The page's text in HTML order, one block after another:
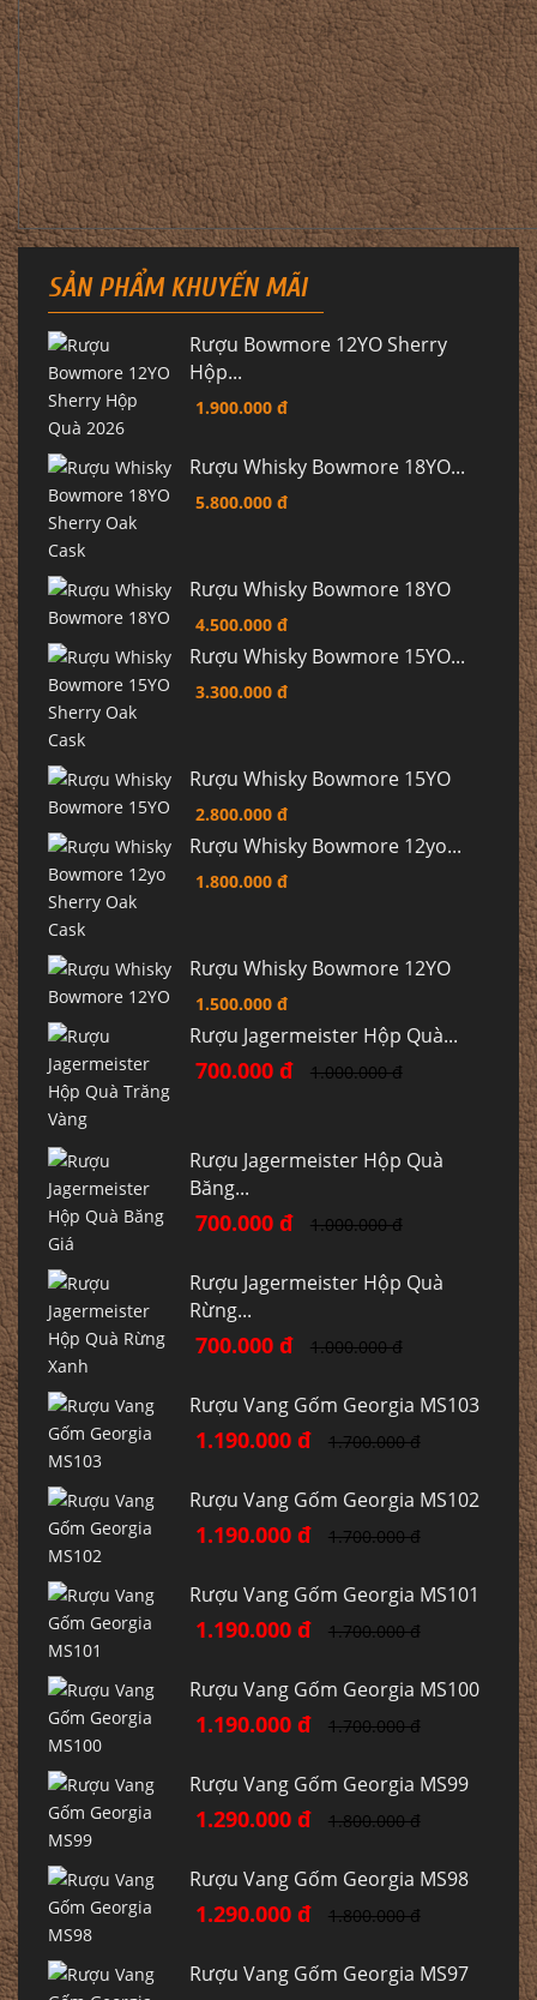
SẢN PHẨM KHUYẾN MÃI
Rượu Bowmore 12YO Sherry
Hộp...
1.900.000 đ
Rượu Whisky Bowmore 18YO...
5.800.000 đ
Rượu Whisky Bowmore 18YO
4.500.000 đ
Rượu Whisky Bowmore 15YO...
3.300.000 đ
Rượu Whisky Bowmore 15YO
2.800.000 đ
Rượu Whisky Bowmore 12yo...
1.800.000 đ
Rượu Whisky Bowmore 12YO
1.500.000 đ
Rượu Jagermeister Hộp Quà...
700.000 đ 1.000.000 đ
Rượu Jagermeister Hộp Quà
Băng...
700.000 đ 1.000.000 đ
Rượu Jagermeister Hộp Quà
Rừng...
700.000 đ 1.000.000 đ
Rượu Vang Gốm Georgia MS103
1.190.000 đ 1.700.000 đ
Rượu Vang Gốm Georgia MS102
1.190.000 đ 1.700.000 đ
Rượu Vang Gốm Georgia MS101
1.190.000 đ 1.700.000 đ
Rượu Vang Gốm Georgia MS100
1.190.000 đ 1.700.000 đ
Rượu Vang Gốm Georgia MS99
1.290.000 đ 1.800.000 đ
Rượu Vang Gốm Georgia MS98
1.290.000 đ 1.800.000 đ
Rượu Vang Gốm Georgia MS97